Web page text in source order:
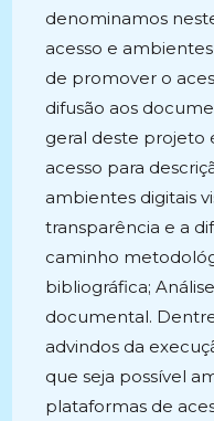
denominamos
acesso e
de promover o
difusão aos
geral deste projeto
acesso para
ambientes digitais
transparência e a
caminho
bibliográfica;
documental.
advindos da
que seja possível
plataformas de